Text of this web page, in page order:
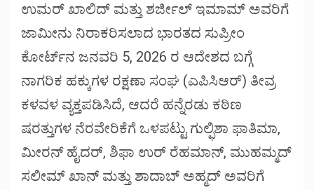
ಉಮರ್ ಖಾಲಿದ್ ಮತ್ತು ಶರ್ಜೀಲ್ ಇಮಾಮ್ ಅವರಿಗೆ
ಜಾಮೀನು ನಿರಾಕರಿಸಲಾದ ಭಾರತದ ಸುಪ್ರೀಂ
ಕೋರ್ಟ್‌ನ ಜನವರಿ 5, 2026 ರ ಆದೇಶದ ಬಗ್ಗೆ
ನಾಗರಿಕ ಹಕ್ಕುಗಳ ರಕ್ಷಣಾ ಸಂಘ (ಎಪಿಸಿಆರ್) ತೀವ್ರ
ಕಳವಳ ವ್ಯಕ್ತಪಡಿಸಿದೆ, ಆದರೆ ಹನ್ನೆರಡು ಕಠಿಣ
ಷರತ್ತುಗಳ ನೆರವೇರಿಕೆಗೆ ಒಳಪಟ್ಟು ಗುಲ್ಫಿಶಾ ಫಾತಿಮಾ,
ಮೀರನ್ ಹೈದರ್, ಶಿಫಾ ಉರ್ ರೆಹಮಾನ್, ಮುಹಮ್ಮದ್
ಸಲೀಮ್ ಖಾನ್ ಮತ್ತು ಶಾದಾಬ್ ಅಹ್ಮದ್ ಅವರಿಗೆ